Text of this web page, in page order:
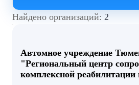
Найдено организаций: 2
Автомное учреждение
"Региональный центр
комплексной